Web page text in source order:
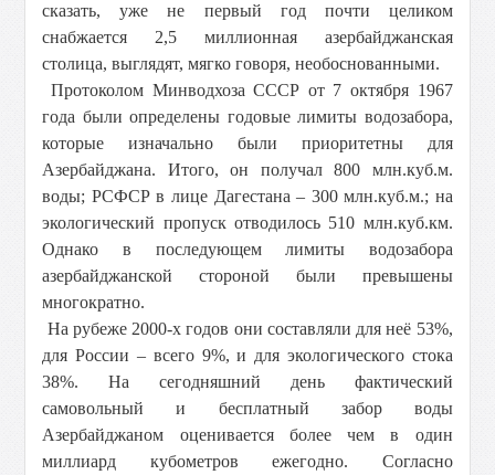
сказать, уже не первый год почти целиком
снабжается 2,5 миллионная азербайджанская
столица, выглядят, мягко говоря, необоснованными.
Протоколом Минводхоза СССР от 7 октября 1967
года были определены годовые лимиты водозабора,
которые изначально были приоритетны для
Азербайджана. Итого, он получал 800 млн.куб.м.
воды; РСФСР в лице Дагестана – 300 млн.куб.м.; на
экологический пропуск отводилось 510 млн.куб.км.
Однако в последующем лимиты водозабора
азербайджанской стороной были превышены
многократно.
На рубеже 2000-х годов они составляли для неё 53%,
для России – всего 9%, и для экологического стока
38%. На сегодняшний день фактический
самовольный и бесплатный забор воды
Азербайджаном оценивается более чем в один
миллиард кубометров ежегодно. Согласно